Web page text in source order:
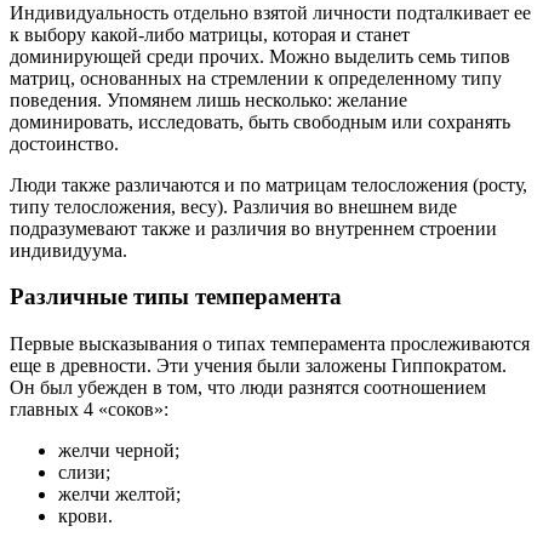
Индивидуальность отдельно взятой личности подталкивает ее
к выбору какой-либо матрицы, которая и станет
доминирующей среди прочих. Можно выделить семь типов
матриц, основанных на стремлении к определенному типу
поведения. Упомянем лишь несколько: желание
доминировать, исследовать, быть свободным или сохранять
достоинство.
Люди также различаются и по матрицам телосложения (росту,
типу телосложения, весу). Различия во внешнем виде
подразумевают также и различия во внутреннем строении
индивидуума.
Различные типы темперамента
Первые высказывания о типах темперамента прослеживаются
еще в древности. Эти учения были заложены Гиппократом.
Он был убежден в том, что люди разнятся соотношением
главных 4 «соков»:
желчи черной;
слизи;
желчи желтой;
крови.